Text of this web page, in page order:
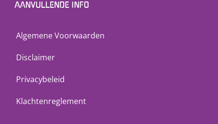
AANVULLENDE INFO
Algemene Voorwaarden
Disclaimer
Privacybeleid
Klachtenreglement